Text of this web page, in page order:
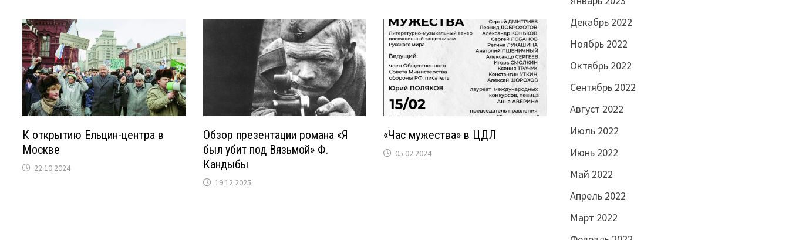
К открытию Ельцин-центра в
Москве
22.10.2024
Обзор презентации романа «Я
был убит под Вязьмой» Ф.
Кандыбы
19.12.2025
«Час мужества» в ЦДЛ
05.02.2024
Декабрь 2022
Ноябрь 2022
Октябрь 2022
Сентябрь 2022
Август 2022
Июль 2022
Июнь 2022
Май 2022
Апрель 2022
Март 2022